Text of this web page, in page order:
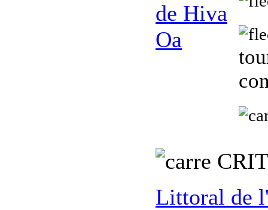
C
Littoral de